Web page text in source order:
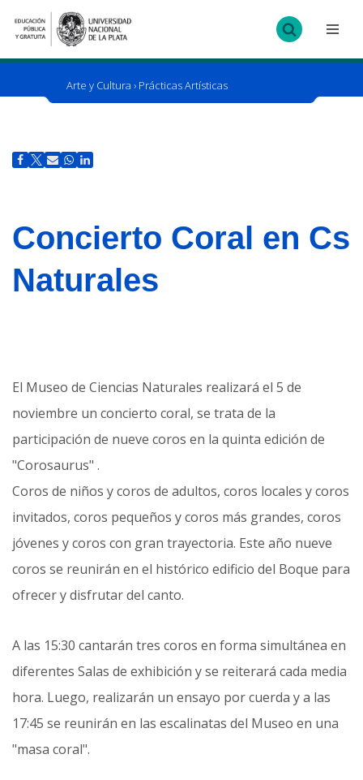
Ir
al
Arte y Cultura › Prácticas Artísticas
Concierto Coral en Cs
Naturales
El Museo de Ciencias Naturales realizará el 5 de
noviembre un concierto coral, se trata de la
participación de nueve coros en la quinta edición de
"Corosaurus" .
Coros de niños y coros de adultos, coros locales y coros
invitados, coros pequeños y coros más grandes, coros
jóvenes y coros con gran trayectoria. Este año nueve
coros se reunirán en el histórico edificio del Boque para
ofrecer y disfrutar del canto.
A las 15:30 cantarán tres coros en forma simultánea en
diferentes Salas de exhibición y se reiterará cada media
hora. Luego, realizarán un ensayo por cuerda y a las
17:45 se reunirán en las escalinatas del Museo en una
"masa coral".